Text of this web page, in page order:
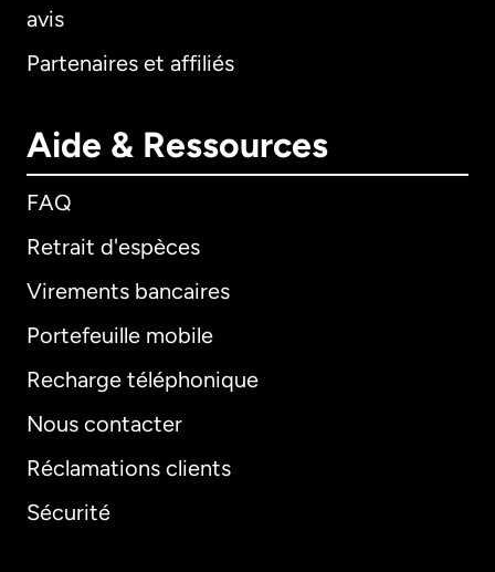
avis
Partenaires et affiliés
Aide & Ressources
FAQ
Retrait d'espèces
Virements bancaires
Portefeuille mobile
Recharge téléphonique
Nous contacter
Réclamations clients
Sécurité